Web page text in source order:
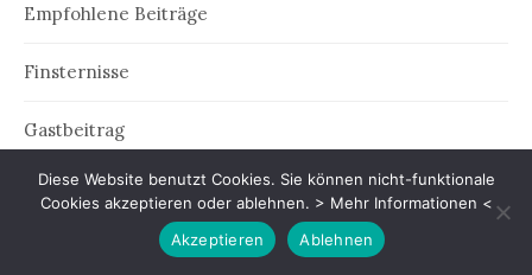
Empfohlene Beiträge
Finsternisse
Gastbeitrag
Jahresvorschau
Kinder-Horoskope
Diese Website benutzt Cookies. Sie können nicht-funktionale
Cookies akzeptieren oder ablehnen. > Mehr Informationen <
Akzeptieren
Ablehnen